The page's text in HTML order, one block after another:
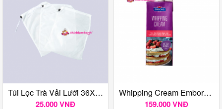
Túi Lọc Trà Vải Lưới 36X34CM
25.000 VNĐ
Whipping Cream Emborg 35,1% 1L
159.000 VNĐ